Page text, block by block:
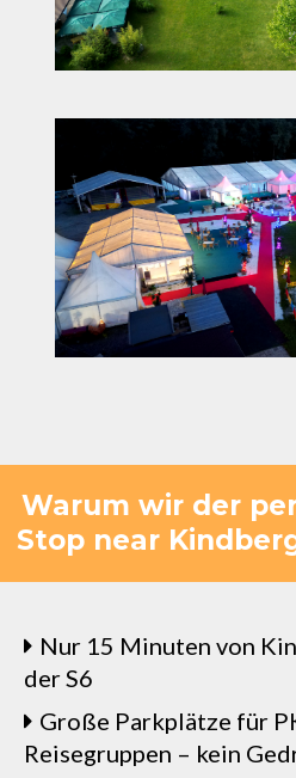
Warum wir der
Stop near
Nur 15 Minuten von
der S6
Große Parkplätze für
Reisegruppen – kein